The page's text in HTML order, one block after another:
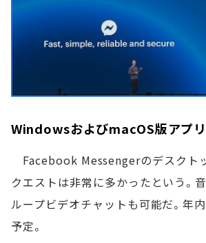
WindowsおよびmacOS版アプリ
Facebook Messengerのデスクト
クエストは非常に多かったという。
ループビデオチャットも可能だ。年
予定。